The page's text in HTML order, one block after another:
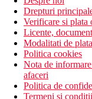
Drepturi
Verificare si plata
Licente,
Modalitati de plata
Politica cookies
Nota de
afaceri
Politica de
Termeni si